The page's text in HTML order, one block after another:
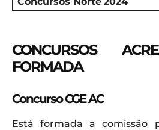
CONCURSOS
FORMADA
Concurso CGE AC
Está formada a comissão